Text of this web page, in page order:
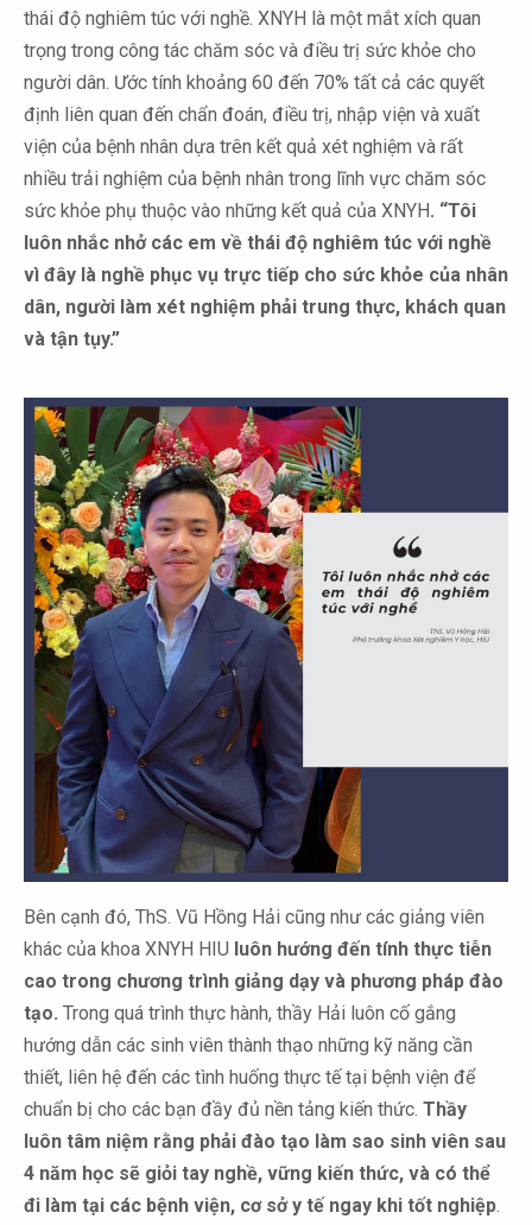
thái độ nghiêm túc với nghề. XNYH là một mắt xích quan
trọng trong công tác chăm sóc và điều trị sức khỏe cho
người dân. Ước tính khoảng 60 đến 70% tất cả các quyết
định liên quan đến chẩn đoán, điều trị, nhập viện và xuất
viện của bệnh nhân dựa trên kết quả xét nghiệm và rất
nhiều trải nghiệm của bệnh nhân trong lĩnh vực chăm sóc
sức khỏe phụ thuộc vào những kết quả của XNYH. “Tôi
luôn nhắc nhở các em về thái độ nghiêm túc với nghề
vì đây là nghề phục vụ trực tiếp cho sức khỏe của nhân
dân, người làm xét nghiệm phải trung thực, khách quan
và tận tụy.”
Bên cạnh đó, ThS. Vũ Hồng Hải cũng như các giảng viên
khác của khoa XNYH HIU luôn hướng đến tính thực tiễn
cao trong chương trình giảng dạy và phương pháp đào
tạo. Trong quá trình thực hành, thầy Hải luôn cố gắng
hướng dẫn các sinh viên thành thạo những kỹ năng cần
thiết, liên hệ đến các tình huống thực tế tại bệnh viện để
chuẩn bị cho các bạn đầy đủ nền tảng kiến thức. Thầy
luôn tâm niệm rằng phải đào tạo làm sao sinh viên sau
4 năm học sẽ giỏi tay nghề, vững kiến thức, và có thể
đi làm tại các bệnh viện, cơ sở y tế ngay khi tốt nghiệp.